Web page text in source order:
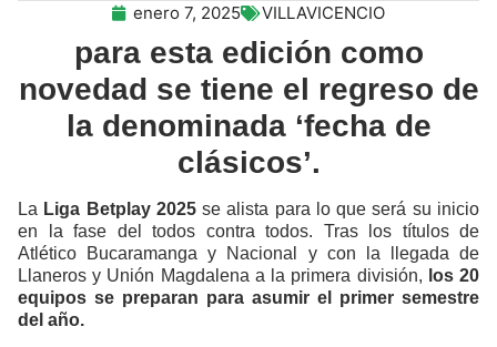
enero 7, 2025 VILLAVICENCIO
para esta edición como
novedad se tiene el regreso de
la denominada ‘fecha de
clásicos’.
La Liga Betplay 2025se alista para lo que será su inicio
en la fase del todos contra todos. Tras los títulos de
Atlético Bucaramanga y Nacional y con la llegada de
Llaneros y Unión Magdalena a la primera división, los 20
equipos se preparan para asumir el primer semestre
del año.